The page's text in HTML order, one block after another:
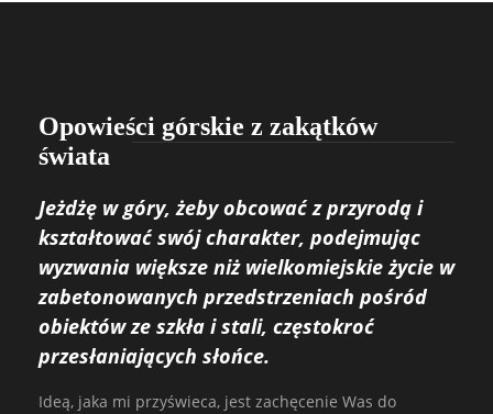
Opowieści górskie z zakątków
świata
Jeżdżę w góry, żeby obcować z przyrodą i
kształtować swój charakter, podejmując
wyzwania większe niż wielkomiejskie życie w
zabetonowanych przedstrzeniach pośród
obiektów ze szkła i stali, częstokroć
przesłaniających słońce.
Ideą, jaka mi przyświeca, jest zachęcenie Was do